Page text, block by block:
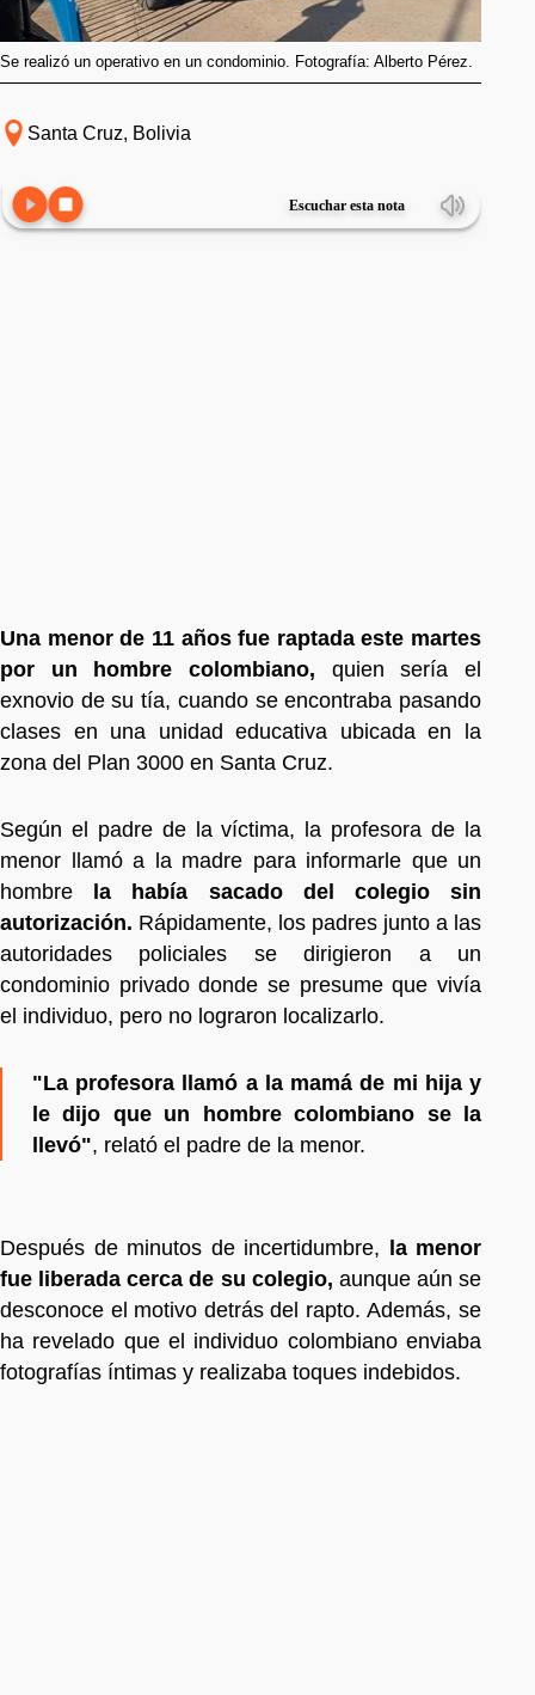
Se realizó un operativo en un condominio. Fotografía: Alberto Pérez.
Santa Cruz, Bolivia
Escuchar esta nota
Una menor de 11 años fue raptada este martes
por un hombre colombiano, quien sería el
exnovio de su tía, cuando se encontraba pasando
clases en una unidad educativa ubicada en la
zona del Plan 3000 en Santa Cruz.
Según el padre de la víctima, la profesora de la
menor llamó a la madre para informarle que un
hombre la había sacado del colegio sin
autorización. Rápidamente, los padres junto a las
autoridades policiales se dirigieron a un
condominio privado donde se presume que vivía
el individuo, pero no lograron localizarlo.
"La profesora llamó a la mamá de mi hija y
le dijo que un hombre colombiano se la
llevó", relató el padre de la menor.
Después de minutos de incertidumbre, la menor
fue liberada cerca de su colegio, aunque aún se
desconoce el motivo detrás del rapto. Además, se
ha revelado que el individuo colombiano enviaba
fotografías íntimas y realizaba toques indebidos.